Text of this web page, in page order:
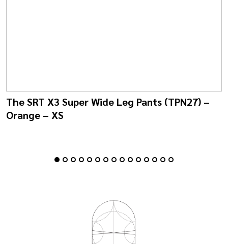
The SRT X3 Super Wide Leg Pants (TPN27) –
Orange – XS